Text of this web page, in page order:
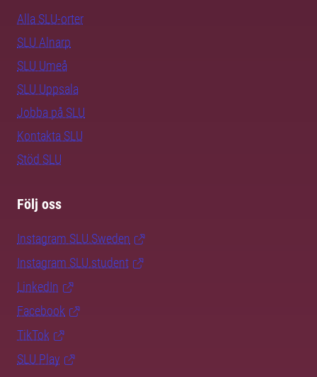
Alla SLU-orter
SLU Alnarp
SLU Umeå
SLU Uppsala
Jobba på SLU
Kontakta SLU
Stöd SLU
Följ oss
Instagram SLU.Sweden
Instagram SLU.student
LinkedIn
Facebook
TikTok
SLU Play